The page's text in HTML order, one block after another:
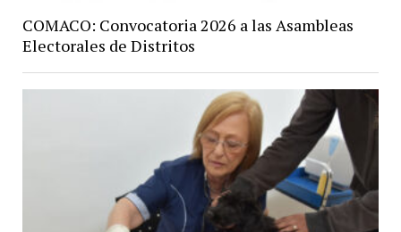
COMACO: Convocatoria 2026 a las Asambleas
Electorales de Distritos